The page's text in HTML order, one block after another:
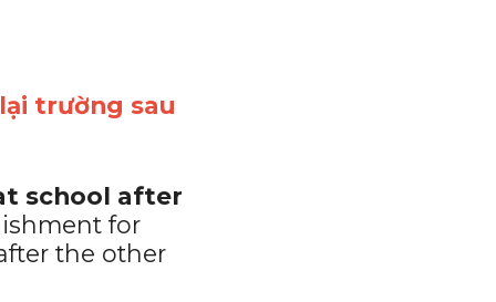
trường sau
school after
for
the other